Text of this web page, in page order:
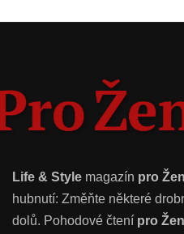
Life & Style magazín pro
hubnutí: Změňte některé
dolů. Pohodové čtení pro